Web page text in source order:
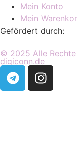
Mein Konto
Mein
Gefördert durch:
© 2025 Alle
digiconn.de